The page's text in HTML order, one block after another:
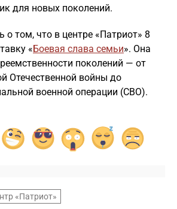
для новых поколений.
о том, что в центре «Патриот» 8
«Боевая слава семьи». Она
поколений — от
Отечественной войны до
военной операции (СВО).
«Патриот»